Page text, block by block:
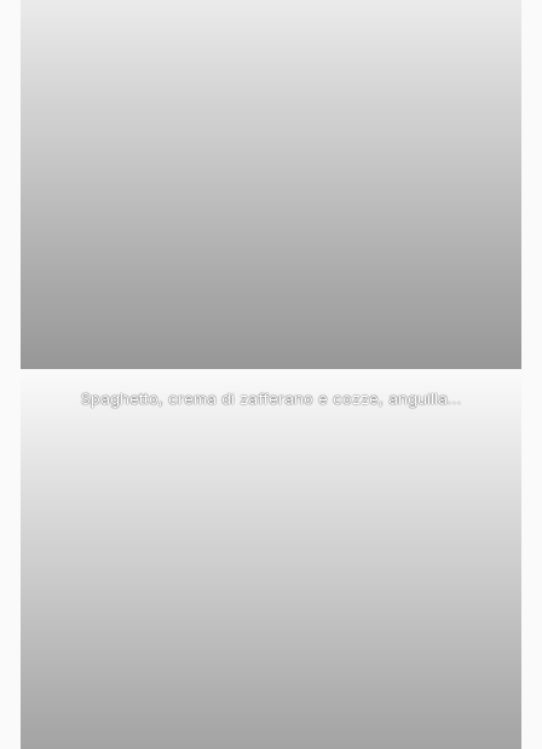
Spaghetto, crema di zafferano e cozze, anguilla…